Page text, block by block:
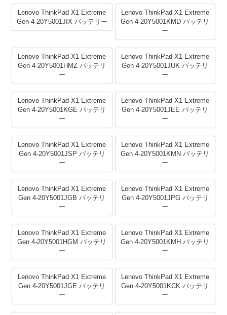
Lenovo ThinkPad X1 Extreme
Gen 4-20Y5001JIX バッテリー
Lenovo ThinkPad X1 Extreme
Gen 4-20Y5001KMD バッテリ
ー
Lenovo ThinkPad X1 Extreme
Gen 4-20Y5001HMZ バッテリ
ー
Lenovo ThinkPad X1 Extreme
Gen 4-20Y5001JUK バッテリ
ー
Lenovo ThinkPad X1 Extreme
Gen 4-20Y5001KGE バッテリ
ー
Lenovo ThinkPad X1 Extreme
Gen 4-20Y5001JEE バッテリ
ー
Lenovo ThinkPad X1 Extreme
Gen 4-20Y5001JSP バッテリ
ー
Lenovo ThinkPad X1 Extreme
Gen 4-20Y5001KMN バッテリ
ー
Lenovo ThinkPad X1 Extreme
Gen 4-20Y5001JGB バッテリ
ー
Lenovo ThinkPad X1 Extreme
Gen 4-20Y5001JPG バッテリ
ー
Lenovo ThinkPad X1 Extreme
Gen 4-20Y5001HGM バッテリ
ー
Lenovo ThinkPad X1 Extreme
Gen 4-20Y5001KMH バッテリ
ー
Lenovo ThinkPad X1 Extreme
Gen 4-20Y5001JGE バッテリ
ー
Lenovo ThinkPad X1 Extreme
Gen 4-20Y5001KCK バッテリ
ー